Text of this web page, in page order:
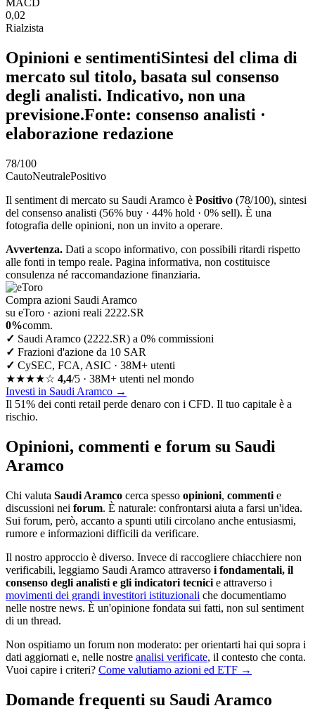
MACD
0,02
Rialzista
Opinioni e sentimentiSintesi del clima di
mercato sul titolo, basata sul consenso
degli analisti. Indicativo, non una
previsione.Fonte: consenso analisti ·
elaborazione redazione
78/100
CautoNeutralePositivo
Il sentiment di mercato su Saudi Aramco è Positivo (78/100), sintesi
del consenso analisti (56% buy · 44% hold · 0% sell). È una
fotografia delle opinioni, non un invito a operare.
Avvertenza. Dati a scopo informativo, con possibili ritardi rispetto
alle fonti in tempo reale. Pagina informativa, non costituisce
consulenza né raccomandazione finanziaria.
Compra azioni Saudi Aramco
su eToro · azioni reali 2222.SR
0%comm.
✓ Saudi Aramco (2222.SR) a 0% commissioni
✓ Frazioni d'azione da 10 SAR
✓ CySEC, FCA, ASIC · 38M+ utenti
★★★★☆ 4,4/5 · 38M+ utenti nel mondo
Investi in Saudi Aramco →
Il 51% dei conti retail perde denaro con i CFD. Il tuo capitale è a
rischio.
Opinioni, commenti e forum su Saudi
Aramco
Chi valuta Saudi Aramco cerca spesso opinioni, commenti e
discussioni nei forum. È naturale: confrontarsi aiuta a farsi un'idea.
Sui forum, però, accanto a spunti utili circolano anche entusiasmi,
rumore e informazioni difficili da verificare.
Il nostro approccio è diverso. Invece di raccogliere chiacchiere non
verificabili, leggiamo Saudi Aramco attraverso i fondamentali, il
consenso degli analisti e gli indicatori tecnici e attraverso i
movimenti dei grandi investitori istituzionali che documentiamo
nelle nostre news. È un'opinione fondata sui fatti, non sul sentiment
di un thread.
Non ospitiamo un forum non moderato: per orientarti hai qui sopra i
dati aggiornati e, nelle nostre analisi verificate, il contesto che conta.
Vuoi capire i criteri? Come valutiamo azioni ed ETF →
Domande frequenti su Saudi Aramco